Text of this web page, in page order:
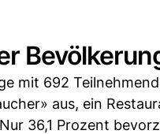
mit 692
aus, ein
36,1 Prozent